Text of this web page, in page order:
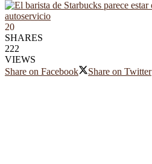
20
SHARES
222
VIEWS
Share on Facebook
Share on Twitter